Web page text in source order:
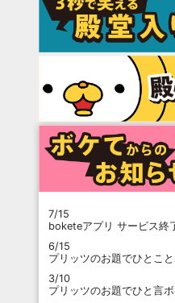
7/15
boketeアプリ サービス終
6/15
プリッツのお題でひとこ
3/10
プリッツのお題でひと言